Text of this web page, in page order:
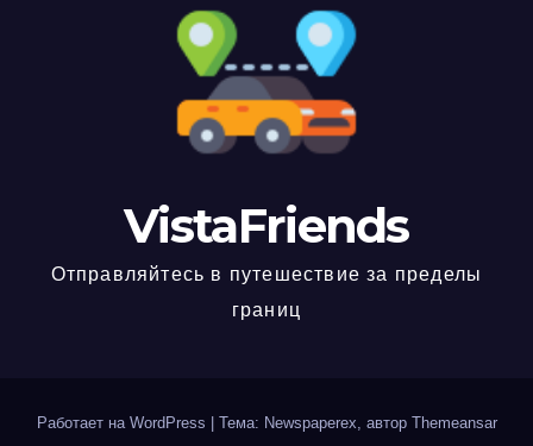
VistaFriends
Отправляйтесь в путешествие за пределы
границ
Работает на WordPress Тема: Newspaperex, автор Themeansar